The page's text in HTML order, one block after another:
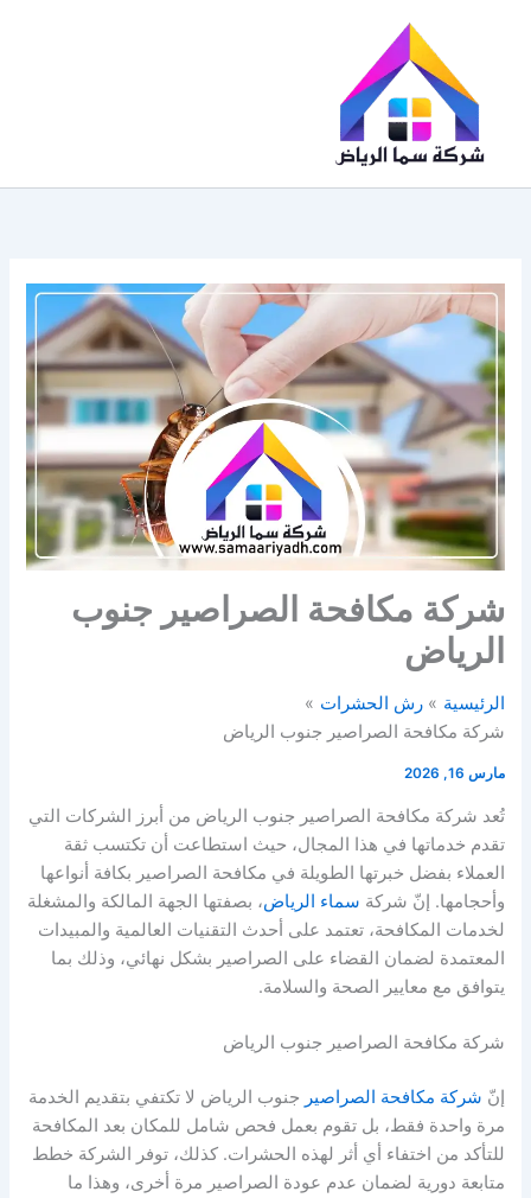
شركة مكافحة الصراصير جنوب
الرياض
الرئيسية
رش الحشرات
شركة مكافحة الصراصير جنوب الرياض
مارس 16, 2026
تُعد شركة مكافحة الصراصير جنوب الرياض من أبرز الشركات التي
تقدم خدماتها في هذا المجال، حيث استطاعت أن تكتسب ثقة
العملاء بفضل خبرتها الطويلة في مكافحة الصراصير بكافة أنواعها
وأحجامها. إنّ شركة سماء الرياض، بصفتها الجهة المالكة والمشغلة
لخدمات المكافحة، تعتمد على أحدث التقنيات العالمية والمبيدات
المعتمدة لضمان القضاء على الصراصير بشكل نهائي، وذلك بما
يتوافق مع معايير الصحة والسلامة.
شركة مكافحة الصراصير جنوب الرياض
إنّ شركة مكافحة الصراصير جنوب الرياض لا تكتفي بتقديم الخدمة
مرة واحدة فقط، بل تقوم بعمل فحص شامل للمكان بعد المكافحة
للتأكد من اختفاء أي أثر لهذه الحشرات. كذلك، توفر الشركة خطط
متابعة دورية لضمان عدم عودة الصراصير مرة أخرى، وهذا ما